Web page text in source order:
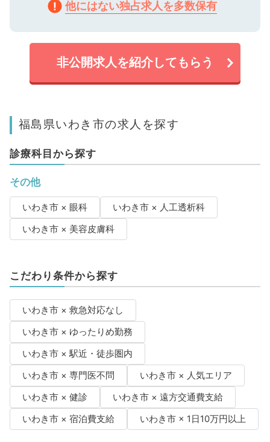
他にはない独占求人を多数保有
非公開求人を紹介してもらう
福島県いわき市の求人を探す
診療科目から探す
その他
いわき市 × 眼科
いわき市 × 人工透析科
いわき市 × 美容皮膚科
こだわり条件から探す
いわき市 × 救急対応なし
いわき市 × ゆったりめ勤務
いわき市 × 駅近・徒歩圏内
いわき市 × 専門医不問
いわき市 × 人気エリア
いわき市 × 健診
いわき市 × 遠方交通費支給
いわき市 × 宿泊費支給
いわき市 × 1日10万円以上